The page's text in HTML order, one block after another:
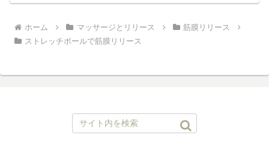
ホーム マッサージとリリース
筋膜リリース
ストレッチポールで筋膜リリース